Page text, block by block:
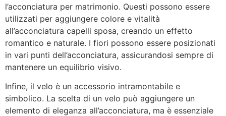
l’acconciatura per matrimonio. Questi possono essere
utilizzati per aggiungere colore e vitalità
all’acconciatura capelli sposa, creando un effetto
romantico e naturale. I fiori possono essere posizionati
in vari punti dell’acconciatura, assicurandosi sempre di
mantenere un equilibrio visivo.
Infine, il velo è un accessorio intramontabile e
simbolico. La scelta di un velo può aggiungere un
elemento di eleganza all’acconciatura, ma è essenziale